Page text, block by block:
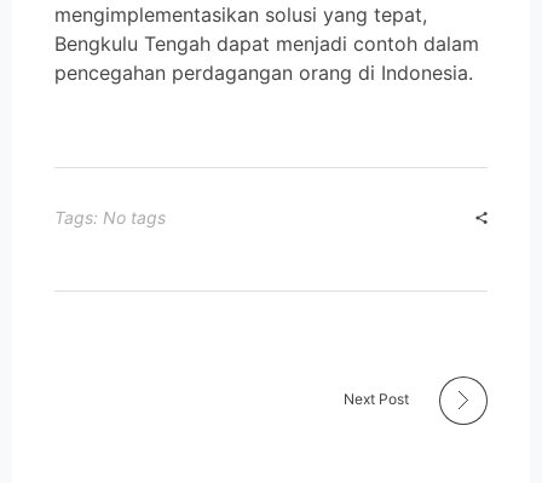
mengimplementasikan solusi yang tepat,
Bengkulu Tengah dapat menjadi contoh dalam
pencegahan perdagangan orang di Indonesia.
Tags: No tags
Next Post